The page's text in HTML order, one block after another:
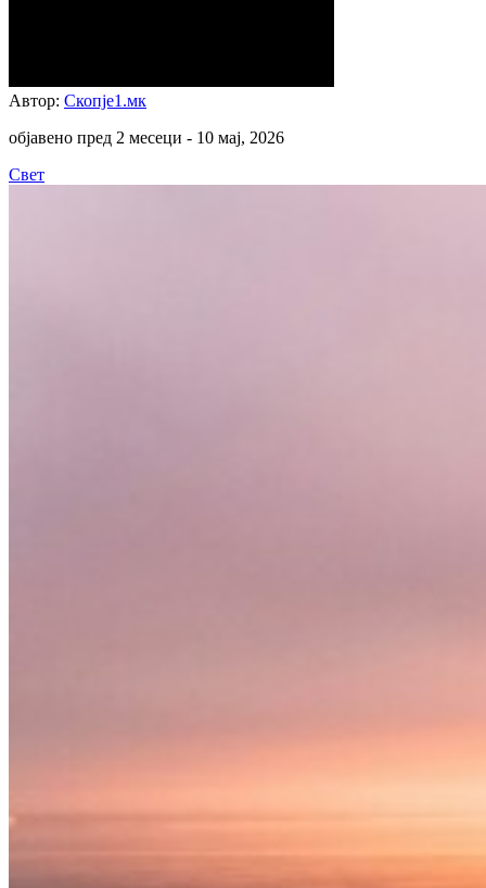
Автор: Скопје1.мк
објавено пред 2 месеци - 10 мај, 2026
Свет